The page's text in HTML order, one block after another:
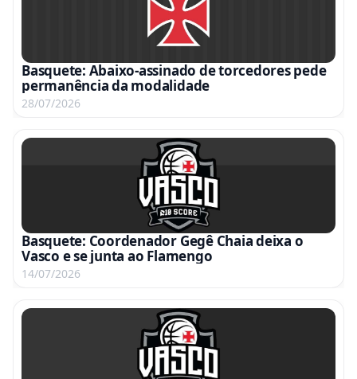
Basquete: Abaixo-assinado de torcedores pede
permanência da modalidade
28/07/2026
Basquete: Coordenador Gegê Chaia deixa o
Vasco e se junta ao Flamengo
14/07/2026